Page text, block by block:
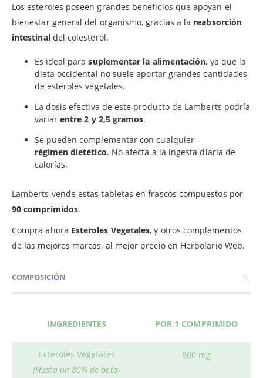
Los esteroles poseen grandes beneficios que apoyan el
bienestar general del organismo, gracias a la reabsorción
intestinaldel colesterol.
Es ideal parasuplementar la alimentación, ya que la
dieta occidental no suele aportar grandes cantidades
de esteroles vegetales.
La dosis efectiva de este producto de Lamberts podría
variar entre 2 y 2,5 gramos.
Se pueden complementar con cualquier
régimen dietético. No afecta a la ingesta diaria de
calorías.
Lamberts vende estas tabletas en frascos compuestos por
90 comprimidos.
Compra ahora Esteroles Vegetales, y otros complementos
de las mejores marcas, al mejor precio en Herbolario Web.
COMPOSICIÓN
INGREDIENTES POR 1 COMPRIMIDO
Esteroles Vegetales
(Hasta un 80% de beta-
800 mg